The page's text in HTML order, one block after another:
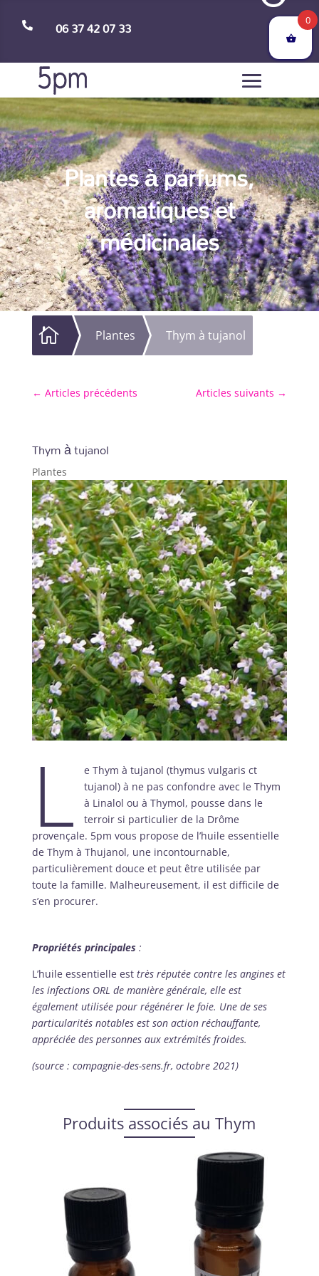
 06 37 42 07 33
Plantes à parfums,
aromatiques et
médicinales
 Plantes Thym à tujanol
← Articles précédents Articles suivants →
Thym à tujanol
Plantes
L
e Thym à tujanol (thymus vulgaris ct
tujanol) à ne pas confondre avec le Thym
à Linalol ou à Thymol, pousse dans le
terroir si particulier de la Drôme
provençale. 5pm vous propose de l’huile essentielle
de Thym à Thujanol, une incontournable,
particulièrement douce et peut être utilisée par
toute la famille. Malheureusement, il est difficile de
s’en procurer.
Propriétés principales :
L’huile essentielle est très réputée contre les angines et
les infections ORL de manière générale, elle est
également utilisée pour régénérer le foie. Une de ses
particularités notables est son action réchauffante,
appréciée des personnes aux extrémités froides.
(source : compagnie-des-sens.fr, octobre 2021)
Produits associés au Thym
0